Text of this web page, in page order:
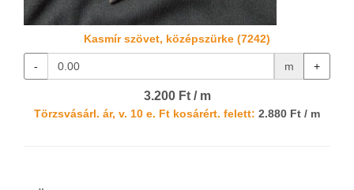
Kasmír szövet, középszürke (7242)
- m +
3.200 Ft / m
Törzsvásárl. ár, v. 10 e. Ft kosárért. felett: 2.880 Ft / m